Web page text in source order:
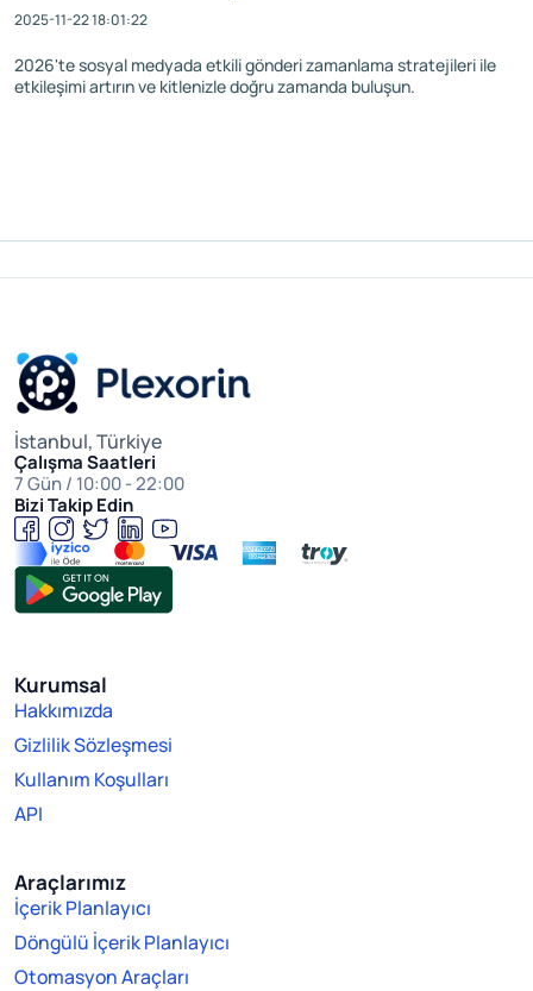
2025-11-22 18:01:22
2026'te sosyal medyada etkili gönderi zamanlama stratejileri ile
etkileşimi artırın ve kitlenizle doğru zamanda buluşun.
İstanbul, Türkiye
Çalışma Saatleri
7 Gün / 10:00 - 22:00
Bizi Takip Edin
Kurumsal
Hakkımızda
Gizlilik Sözleşmesi
Kullanım Koşulları
API
Araçlarımız
İçerik Planlayıcı
Döngülü İçerik Planlayıcı
Otomasyon Araçları